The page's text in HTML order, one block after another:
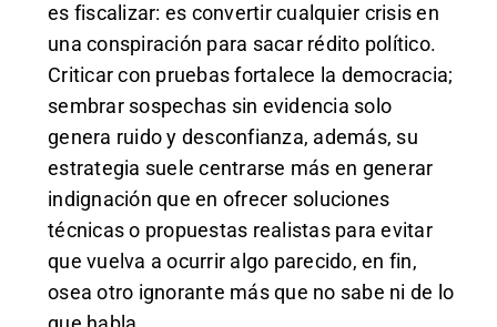
es fiscalizar: es convertir cualquier crisis en
una conspiración para sacar rédito político.
Criticar con pruebas fortalece la democracia;
sembrar sospechas sin evidencia solo
genera ruido y desconfianza, además, su
estrategia suele centrarse más en generar
indignación que en ofrecer soluciones
técnicas o propuestas realistas para evitar
que vuelva a ocurrir algo parecido, en fin,
osea otro ignorante más que no sabe ni de lo